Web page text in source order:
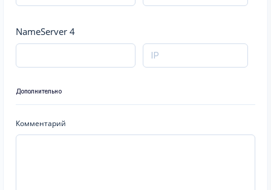
NameServer 4
Дополнительно
Комментарий